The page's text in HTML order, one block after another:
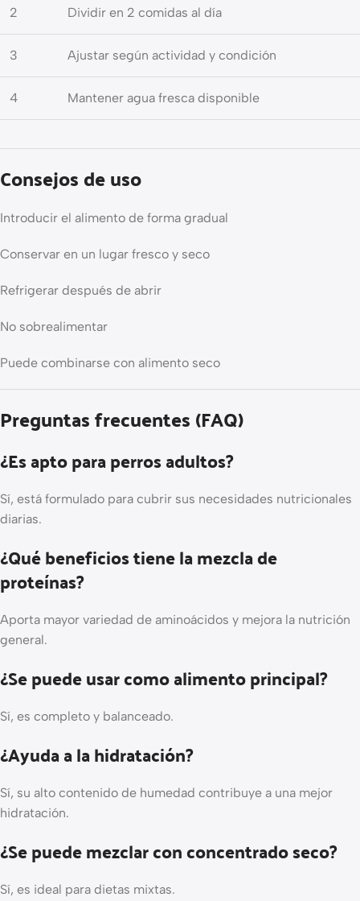
2 Dividir en 2 comidas al día
3 Ajustar según actividad y condición
4 Mantener agua fresca disponible
Consejos de uso
Introducir el alimento de forma gradual
Conservar en un lugar fresco y seco
Refrigerar después de abrir
No sobrealimentar
Puede combinarse con alimento seco
Preguntas frecuentes (FAQ)
¿Es apto para perros adultos?
Sí, está formulado para cubrir sus necesidades nutricionales
diarias.
¿Qué beneficios tiene la mezcla de
proteínas?
Aporta mayor variedad de aminoácidos y mejora la nutrición
general.
¿Se puede usar como alimento principal?
Sí, es completo y balanceado.
¿Ayuda a la hidratación?
Sí, su alto contenido de humedad contribuye a una mejor
hidratación.
¿Se puede mezclar con concentrado seco?
Sí, es ideal para dietas mixtas.